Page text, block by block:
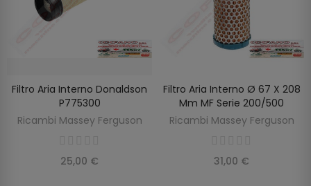
AGGIUNGI AL CARRELLO
Filtro Aria Interno Donaldson
P775300
Ricambi Massey Ferguson
25,00 €
SCOPRIRE
Filtro Aria Interno Ø 67 X 208
Mm MF Serie 200/500
Ricambi Massey Ferguson
31,00 €